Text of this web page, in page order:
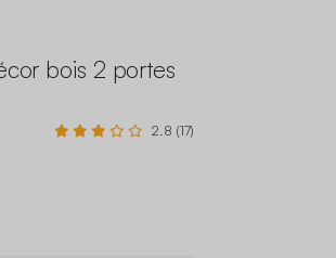
bois 2 portes
2.8 (17)